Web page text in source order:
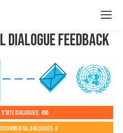
Feedback
State Dialogues: 490
Dialogues: 6